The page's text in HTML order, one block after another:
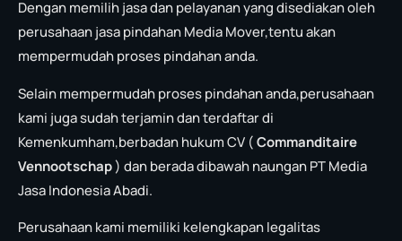
Dengan memilih jasa dan pelayanan yang disediakan oleh
perusahaan jasa pindahan Media Mover,tentu akan
mempermudah proses pindahan anda.
Selain mempermudah proses pindahan anda,perusahaan
kami juga sudah terjamin dan terdaftar di
Kemenkumham,berbadan hukum CV (Commanditaire
Vennootschap) dan berada dibawah naungan PT Media
Jasa Indonesia Abadi.
Perusahaan kami memiliki kelengkapan legalitas